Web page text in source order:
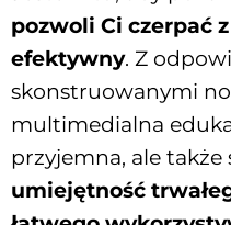
pozwoli Ci czerpać
efektywny. Z
skonstruowanymi
multimedialna
przyjemna, ale także
umiejętność